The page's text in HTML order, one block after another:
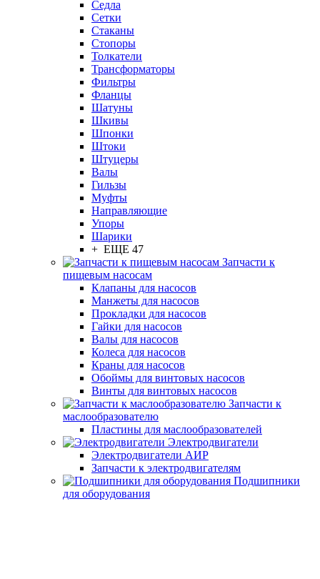
Седла
Сетки
Стаканы
Стопоры
Толкатели
Трансформаторы
Фильтры
Фланцы
Шатуны
Шкивы
Шпонки
Штоки
Штуцеры
Валы
Гильзы
Муфты
Направляющие
Упоры
Шарики
+ ЕЩЕ 47
Запчасти к
пищевым насосам
Клапаны для насосов
Манжеты для насосов
Прокладки для насосов
Гайки для насосов
Валы для насосов
Колеса для насосов
Краны для насосов
Обоймы для винтовых насосов
Винты для винтовых насосов
Запчасти к
маслообразователю
Пластины для маслообразователей
Электродвигатели
Электродвигатели АИР
Запчасти к электродвигателям
Подшипники
для оборудования